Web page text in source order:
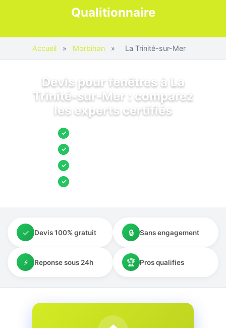
Qualitionnaire
Accueil » Morbihan » La Trinité-sur-Mer
Devis pour fenêtres à La
Trinité-sur-Mer : comparez
les experts certifiés
✓
✓
✓
✓
✓ Devis 100% gratuit 🔒 Sans engagement
⚡ Reponse sous 24h 🏆 Pros qualifies